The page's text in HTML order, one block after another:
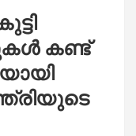
കണ്ട്